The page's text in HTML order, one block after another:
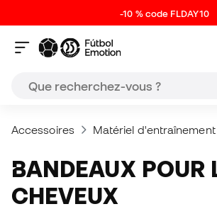
-10 % code FLDAY10
Accessoires Matériel d'entraînement
BANDEAUX POUR LES
CHEVEUX